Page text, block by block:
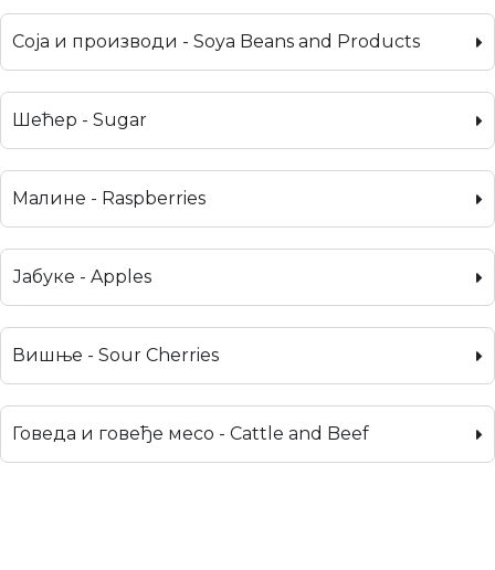
Соја и производи - Soya Beans and Products
Шећер - Sugar
Малине - Raspberries
Јабуке - Apples
Вишње - Sour Cherries
Говеда и говеђе месо - Cattle and Beef